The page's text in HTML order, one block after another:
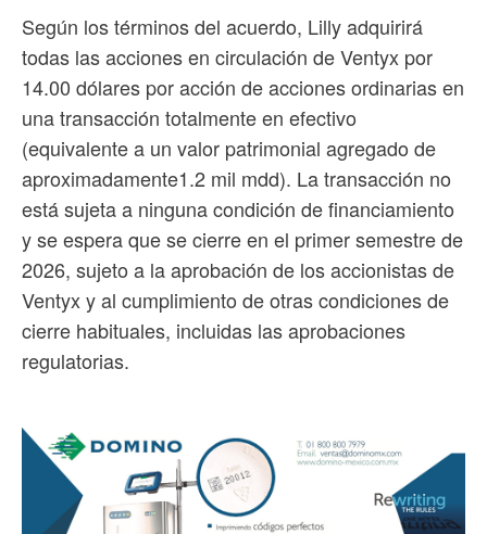
Según los términos del acuerdo, Lilly adquirirá
todas las acciones en circulación de Ventyx por
14.00 dólares por acción de acciones ordinarias en
una transacción totalmente en efectivo
(equivalente a un valor patrimonial agregado de
aproximadamente1.2 mil mdd). La transacción no
está sujeta a ninguna condición de financiamiento
y se espera que se cierre en el primer semestre de
2026, sujeto a la aprobación de los accionistas de
Ventyx y al cumplimiento de otras condiciones de
cierre habituales, incluidas las aprobaciones
regulatorias.